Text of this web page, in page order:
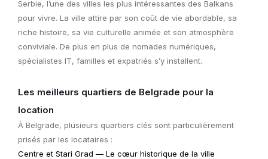
Serbie, l’une des villes les plus intéressantes des Balkans
pour vivre. La ville attire par son coût de vie abordable, sa
riche histoire, sa vie culturelle animée et son atmosphère
conviviale. De plus en plus de nomades numériques,
spécialistes IT, familles et expatriés s’y installent.
Les meilleurs quartiers de Belgrade pour la
location
À Belgrade, plusieurs quartiers clés sont particulièrement
prisés par les locataires :
Centre et Stari Grad — Le cœur historique de la ville